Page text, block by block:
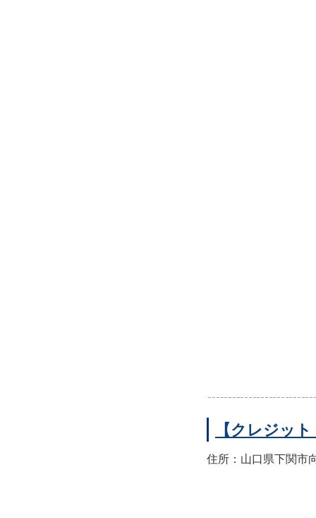
【クレジッ
住所：山口県下関市